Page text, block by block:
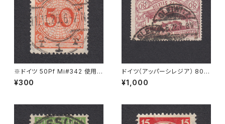
※ドイツ 50Pf Mi#342 使用済
み切手｜CÖLN 11.11.1925
¥300
ドイツ（アッパーシレジア） 80P
f Mi#25 使用済み切手｜GLEI
WITZ 24.6.1922
¥1,000